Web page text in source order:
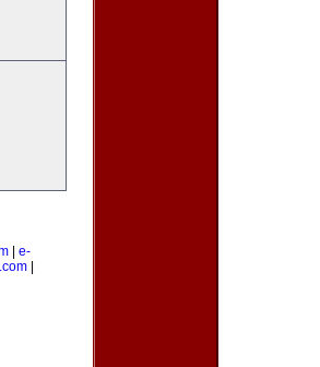
| e-
|